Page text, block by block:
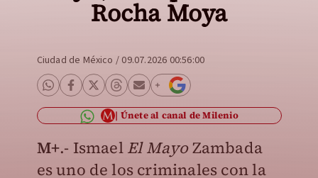
Rocha Moya
Ciudad de México / 09.07.2026 00:56:00
Únete al canal de Milenio
M+.- Ismael El MayoZambada
es uno de los criminales con la